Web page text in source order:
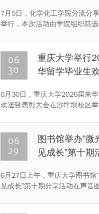
7月5日，化学化工学院分流分
举行，本次活动由学院组织筛
06
30
重庆大学举行
华留学毕业生
6月30日，重庆大学2026届来
欢送暨表彰大会在沙坪坝校区
体毕业国际学生齐聚一堂，共
06
29
图书馆举办“微
见成长”第十期
6月27日上午，重庆大学图书馆
见成长”第十期分享活动在声音